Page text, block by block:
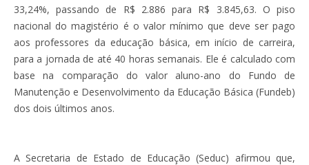
33,24%, passando de R$ 2.886 para R$ 3.845,63. O piso
nacional do magistério é o valor mínimo que deve ser pago
aos professores da educação básica, em início de carreira,
para a jornada de até 40 horas semanais. Ele é calculado com
base na comparação do valor aluno-ano do Fundo de
Manutenção e Desenvolvimento da Educação Básica (Fundeb)
dos dois últimos anos.
A Secretaria de Estado de Educação (Seduc) afirmou que,